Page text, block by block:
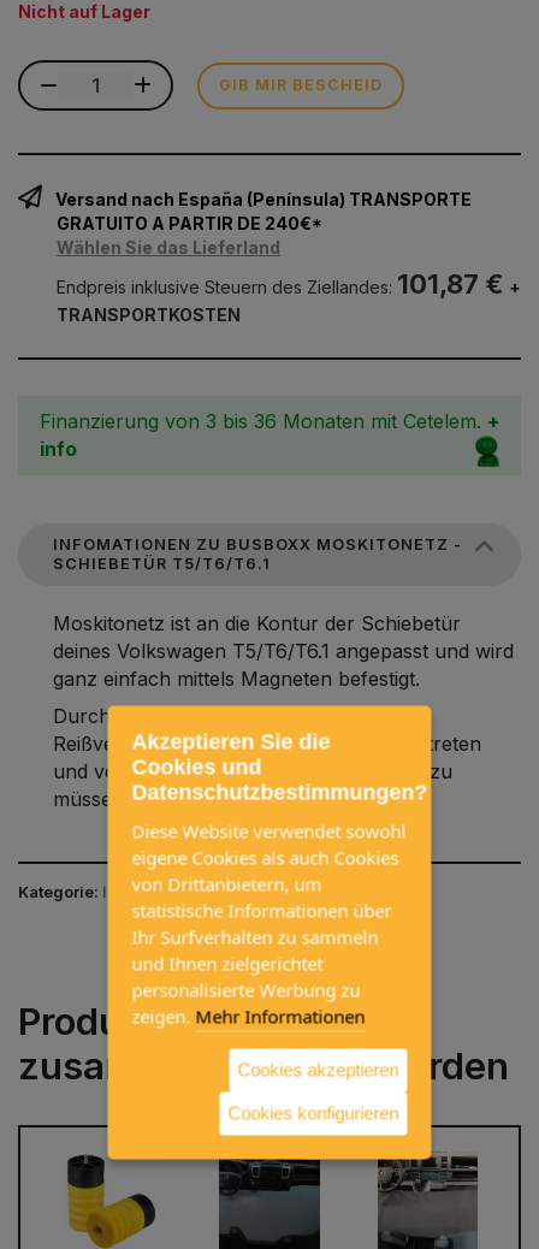
Nicht auf Lager
GIB MIR BESCHEID
Versand nach España (Península) TRANSPORTE
GRATUITO A PARTIR DE 240€*
Wählen Sie das Lieferland
Endpreis inklusive Steuern des Ziellandes: 101,87 € +
TRANSPORTKOSTEN
Finanzierung von 3 bis 36 Monaten mit Cetelem. +
info
INFOMATIONEN ZU BUSBOXX MOSKITONETZ -
SCHIEBETÜR T5/T6/T6.1
Moskitonetz ist an die Kontur der Schiebetür
deines Volkswagen T5/T6/T6.1 angepasst und wird
ganz einfach mittels Magneten befestigt.
Durch den beidseitig verwendbaren
Reißverschluss kannst du deinen Bulli betreten
und verlassen, ohne das Netz entfernen zu
müssen, Installationsvideohier.
Kategorie: INNENAUSSTATTUNG / MÜCKENNETZE
Produkte, die häufig
zusammen gekauft werden
Akzeptieren Sie die
Cookies und
Datenschutzbestimmungen?
Diese Website verwendet sowohl
eigene Cookies als auch Cookies
von Drittanbietern, um
statistische Informationen über
Ihr Surfverhalten zu sammeln
und Ihnen zielgerichtet
personalisierte Werbung zu
zeigen. Mehr Informationen
Cookies akzeptieren
Cookies konfigurieren